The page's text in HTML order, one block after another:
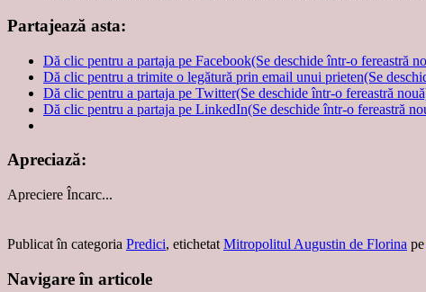
Partajează asta:
Dă clic pentru a partaja pe Facebook(Se deschide într-o fereastră
Dă clic pentru a trimite o legătură prin email unui prieten(Se
Dă clic pentru a partaja pe Twitter(Se deschide într-o fereastră
Dă clic pentru a partaja pe LinkedIn(Se deschide într-o fereastră
Apreciază:
Apreciere Încarc...
Publicat în categoria Predici, etichetat Mitropolitul Augustin de Florina pe
Navigare în articole